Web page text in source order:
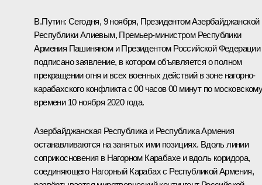
В.Путин: Сегодня, 9 ноября, Президентом Азербайджанской
Республики Алиевым, Премьер-министром Республики
Армения Пашиняном и Президентом Российской Федерации
подписано заявление, в котором объявляется о полном
прекращении огня и всех военных действий в зоне нагорно-
карабахского конфликта с 00 часов 00 минут по
времени 10 ноября 2020 года.
Азербайджанская Республика и Республика Армения
останавливаются на занятых ими позициях. Вдоль линии
соприкосновения в Нагорном Карабахе и вдоль коридора,
соединяющего Нагорный Карабах с Республикой Армения,